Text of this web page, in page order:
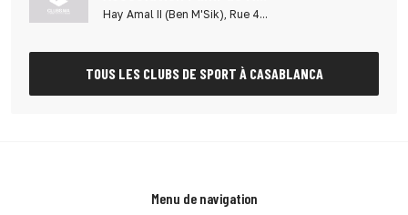
Hay Amal II (Ben M'Sik), Rue 4...
TOUS LES CLUBS DE SPORT À CASABLANCA
Menu de navigation